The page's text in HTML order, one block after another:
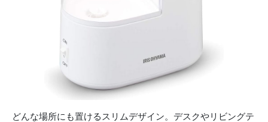
どんな場所にも置けるスリムデザイン。デスクやリビングテ